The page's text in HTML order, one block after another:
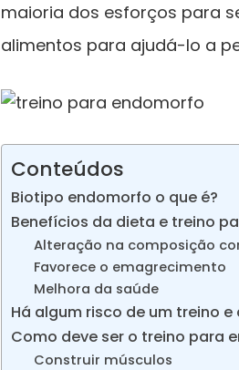
maioria dos esforços para
alimentos para ajudá-lo a
Conteúdos
Biotipo endomorfo o que é?
Benefícios da dieta e treino
Alteração na composição
Favorece o emagrecimento
Melhora da saúde
Há algum risco de um treino
Como deve ser o treino para
Construir músculos